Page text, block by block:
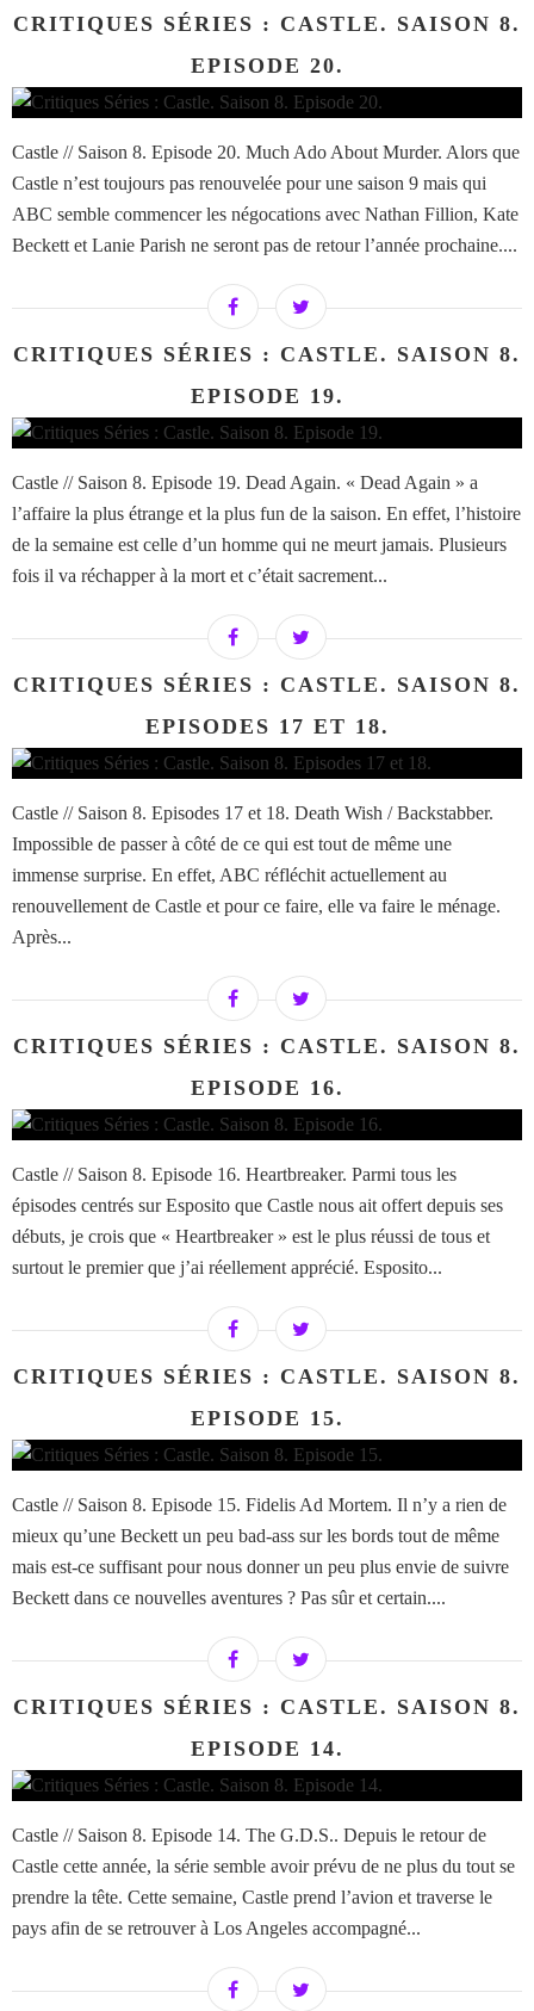
CRITIQUES SÉRIES : CASTLE. SAISON 8.
EPISODE 20.
Castle // Saison 8. Episode 20. Much Ado About Murder. Alors que
Castle n’est toujours pas renouvelée pour une saison 9 mais qui
ABC semble commencer les négocations avec Nathan Fillion, Kate
Beckett et Lanie Parish ne seront pas de retour l’année prochaine....
CRITIQUES SÉRIES : CASTLE. SAISON 8.
EPISODE 19.
Castle // Saison 8. Episode 19. Dead Again. « Dead Again » a
l’affaire la plus étrange et la plus fun de la saison. En effet, l’histoire
de la semaine est celle d’un homme qui ne meurt jamais. Plusieurs
fois il va réchapper à la mort et c’était sacrement...
CRITIQUES SÉRIES : CASTLE. SAISON 8.
EPISODES 17 ET 18.
Castle // Saison 8. Episodes 17 et 18. Death Wish / Backstabber.
Impossible de passer à côté de ce qui est tout de même une
immense surprise. En effet, ABC réfléchit actuellement au
renouvellement de Castle et pour ce faire, elle va faire le ménage.
Après...
CRITIQUES SÉRIES : CASTLE. SAISON 8.
EPISODE 16.
Castle // Saison 8. Episode 16. Heartbreaker. Parmi tous les
épisodes centrés sur Esposito que Castle nous ait offert depuis ses
débuts, je crois que « Heartbreaker » est le plus réussi de tous et
surtout le premier que j’ai réellement apprécié. Esposito...
CRITIQUES SÉRIES : CASTLE. SAISON 8.
EPISODE 15.
Castle // Saison 8. Episode 15. Fidelis Ad Mortem. Il n’y a rien de
mieux qu’une Beckett un peu bad-ass sur les bords tout de même
mais est-ce suffisant pour nous donner un peu plus envie de suivre
Beckett dans ce nouvelles aventures ? Pas sûr et certain....
CRITIQUES SÉRIES : CASTLE. SAISON 8.
EPISODE 14.
Castle // Saison 8. Episode 14. The G.D.S.. Depuis le retour de
Castle cette année, la série semble avoir prévu de ne plus du tout se
prendre la tête. Cette semaine, Castle prend l’avion et traverse le
pays afin de se retrouver à Los Angeles accompagné...